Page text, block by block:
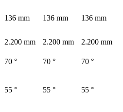
136 mm 136 mm 136 mm
2.200 mm 2.200 mm 2.200 mm
70 ° 70 ° 70 °
55 ° 55 ° 55 °